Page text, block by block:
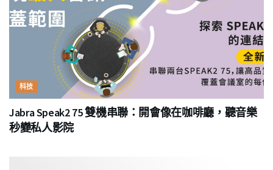
科技
Jabra Speak2 75 雙機串聯：開會像在咖啡廳，聽音樂
秒變私人影院